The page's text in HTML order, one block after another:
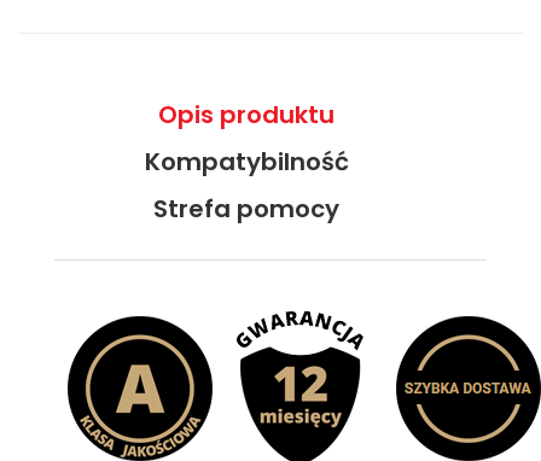
Opis produktu
Kompatybilność
Strefa pomocy